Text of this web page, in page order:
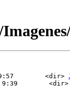
9:57        <dir>
9:39        <dir>